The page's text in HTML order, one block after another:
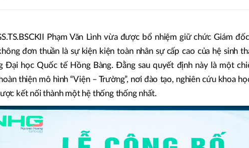
Phạm Văn Lình vừa được bổ nhiệm giữ chức Giám
đơn thuần là sự kiện kiện toàn nhân sự cấp cao của hệ sinh
Đại học Quốc tế Hồng Bàng. Đằng sau quyết định này là một
thiện mô hình “Viện – Trường”, nơi đào tạo, nghiên cứu khoa
kết nối thành một hệ thống thống nhất.